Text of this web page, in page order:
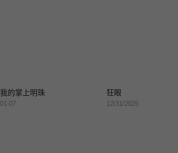
我的掌上明珠
01-07
狂眼
12/31/2025